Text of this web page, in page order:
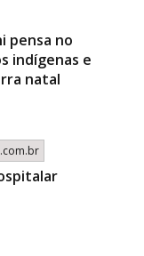
pensa no
indígenas e
natal